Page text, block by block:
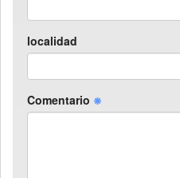
localidad
Comentario